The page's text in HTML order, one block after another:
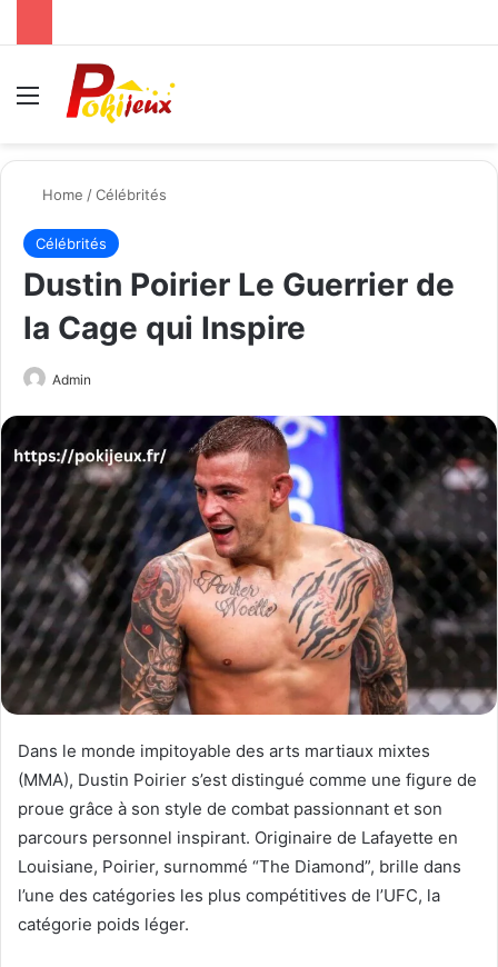
Menu
Home /Célébrités
Célébrités
Dustin Poirier Le Guerrier de
la Cage qui Inspire
Admin
email
Dans le monde impitoyable des arts martiaux mixtes
(MMA), Dustin Poirier s’est distingué comme une figure de
proue grâce à son style de combat passionnant et son
parcours personnel inspirant. Originaire de Lafayette en
Louisiane, Poirier, surnommé “The Diamond”, brille dans
l’une des catégories les plus compétitives de l’UFC, la
catégorie poids léger.